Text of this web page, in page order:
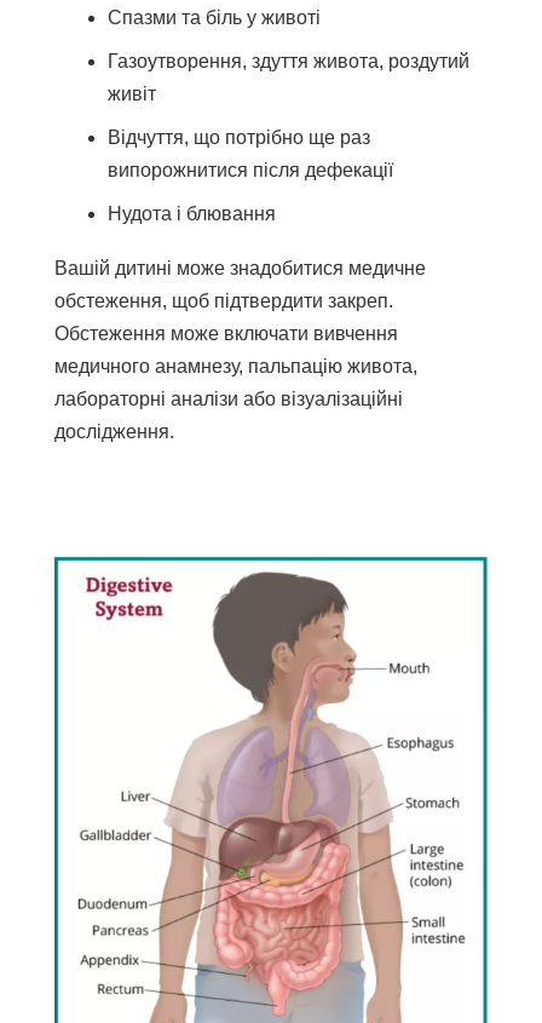
Спазми та біль у животі
Газоутворення, здуття живота, роздутий
живіт
Відчуття, що потрібно ще раз
випорожнитися після дефекації
Нудота і блювання
Вашій дитині може знадобитися медичне
обстеження, щоб підтвердити закреп.
Обстеження може включати вивчення
медичного анамнезу, пальпацію живота,
лабораторні аналізи або візуалізаційні
дослідження.